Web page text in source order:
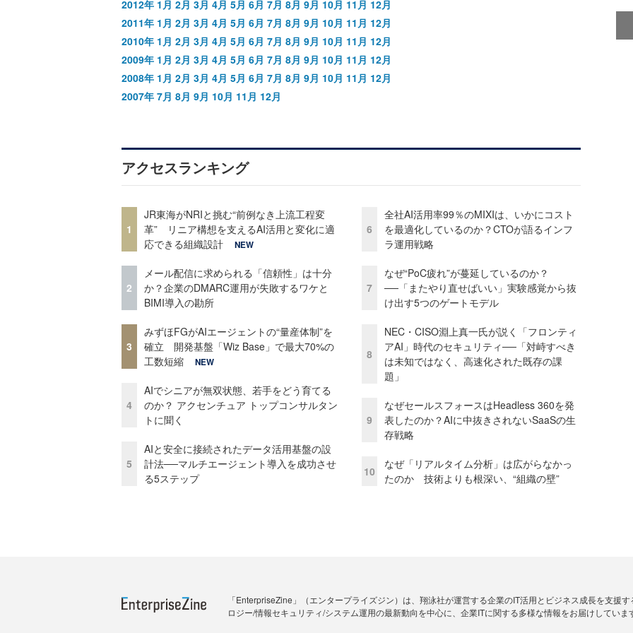
2012年 1月 2月 3月 4月 5月 6月 7月 8月 9月 10月 11月 12月
2011年 1月 2月 3月 4月 5月 6月 7月 8月 9月 10月 11月 12月
2010年 1月 2月 3月 4月 5月 6月 7月 8月 9月 10月 11月 12月
2009年 1月 2月 3月 4月 5月 6月 7月 8月 9月 10月 11月 12月
2008年 1月 2月 3月 4月 5月 6月 7月 8月 9月 10月 11月 12月
2007年 7月 8月 9月 10月 11月 12月
アクセスランキング
1
JR東海がNRIと挑む“前例なき上流工程変
革” リニア構想を支えるAI活用と変化に適
応できる組織設計
NEW
2
メール配信に求められる「信頼性」は十分
か？企業のDMARC運用が失敗するワケと
BIMI導入の勘所
3
みずほFGがAIエージェントの“量産体制”を
確立 開発基盤「Wiz Base」で最大70%の
工数短縮
NEW
4
AIでシニアが無双状態、若手をどう育てる
のか？ アクセンチュア トップコンサルタン
トに聞く
5
AIと安全に接続されたデータ活用基盤の設
計法──マルチエージェント導入を成功させ
る5ステップ
6
全社AI活用率99％のMIXIは、いかにコスト
を最適化しているのか？CTOが語るインフ
ラ運用戦略
7
なぜ“PoC疲れ”が蔓延しているのか？
──「またやり直せばいい」実験感覚から抜
け出す5つのゲートモデル
8
NEC・CISO淵上真一氏が説く「フロンティ
アAI」時代のセキュリティ──「対峙すべき
は未知ではなく、高速化された既存の課
題」
9
なぜセールスフォースはHeadless 360を発
表したのか？AIに中抜きされないSaaSの生
存戦略
10
なぜ「リアルタイム分析」は広がらなかっ
たのか 技術よりも根深い、“組織の壁”
「EnterpriseZine」（エンタープライズジン）は、翔泳社が運営する企業のIT活用とビジネス成長を支援
ロジー/情報セキュリティ/システム運用の最新動向を中心に、企業ITに関する多様な情報をお届けしていま